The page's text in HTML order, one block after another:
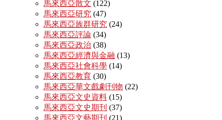
馬來西亞散文 (122)
馬來西亞研究 (47)
馬來西亞族群研究 (24)
馬來西亞評論 (34)
馬來西亞政治 (38)
馬來西亞經濟與金融 (13)
馬來西亞社會科學 (14)
馬來西亞教育 (30)
馬來西亞華文戲劇刊物 (22)
馬來西亞文史資料 (15)
馬來西亞文史期刊 (37)
馬來西亞文藝期刊 (21)